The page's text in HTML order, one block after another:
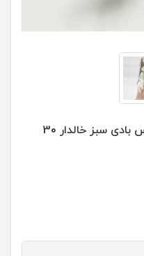
عروسک سیلیکونی اورجینال لباس بادی سبز خالدار 30